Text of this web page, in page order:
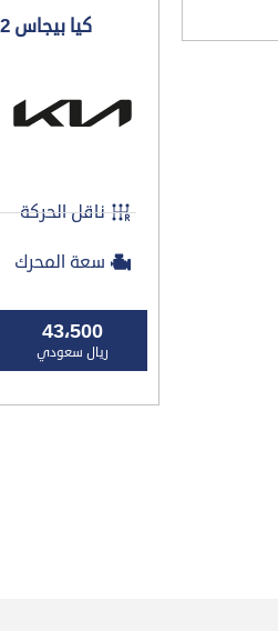
كيا بيجاس GL 1.4 202...
ناقل الحركة
سعة المحرك
43،500
ريال سعودي